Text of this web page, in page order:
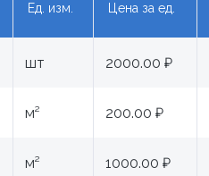
Ед. изм. Цена за ед.
шт 2000.00 ₽
м² 200.00 ₽
м² 1000.00 ₽